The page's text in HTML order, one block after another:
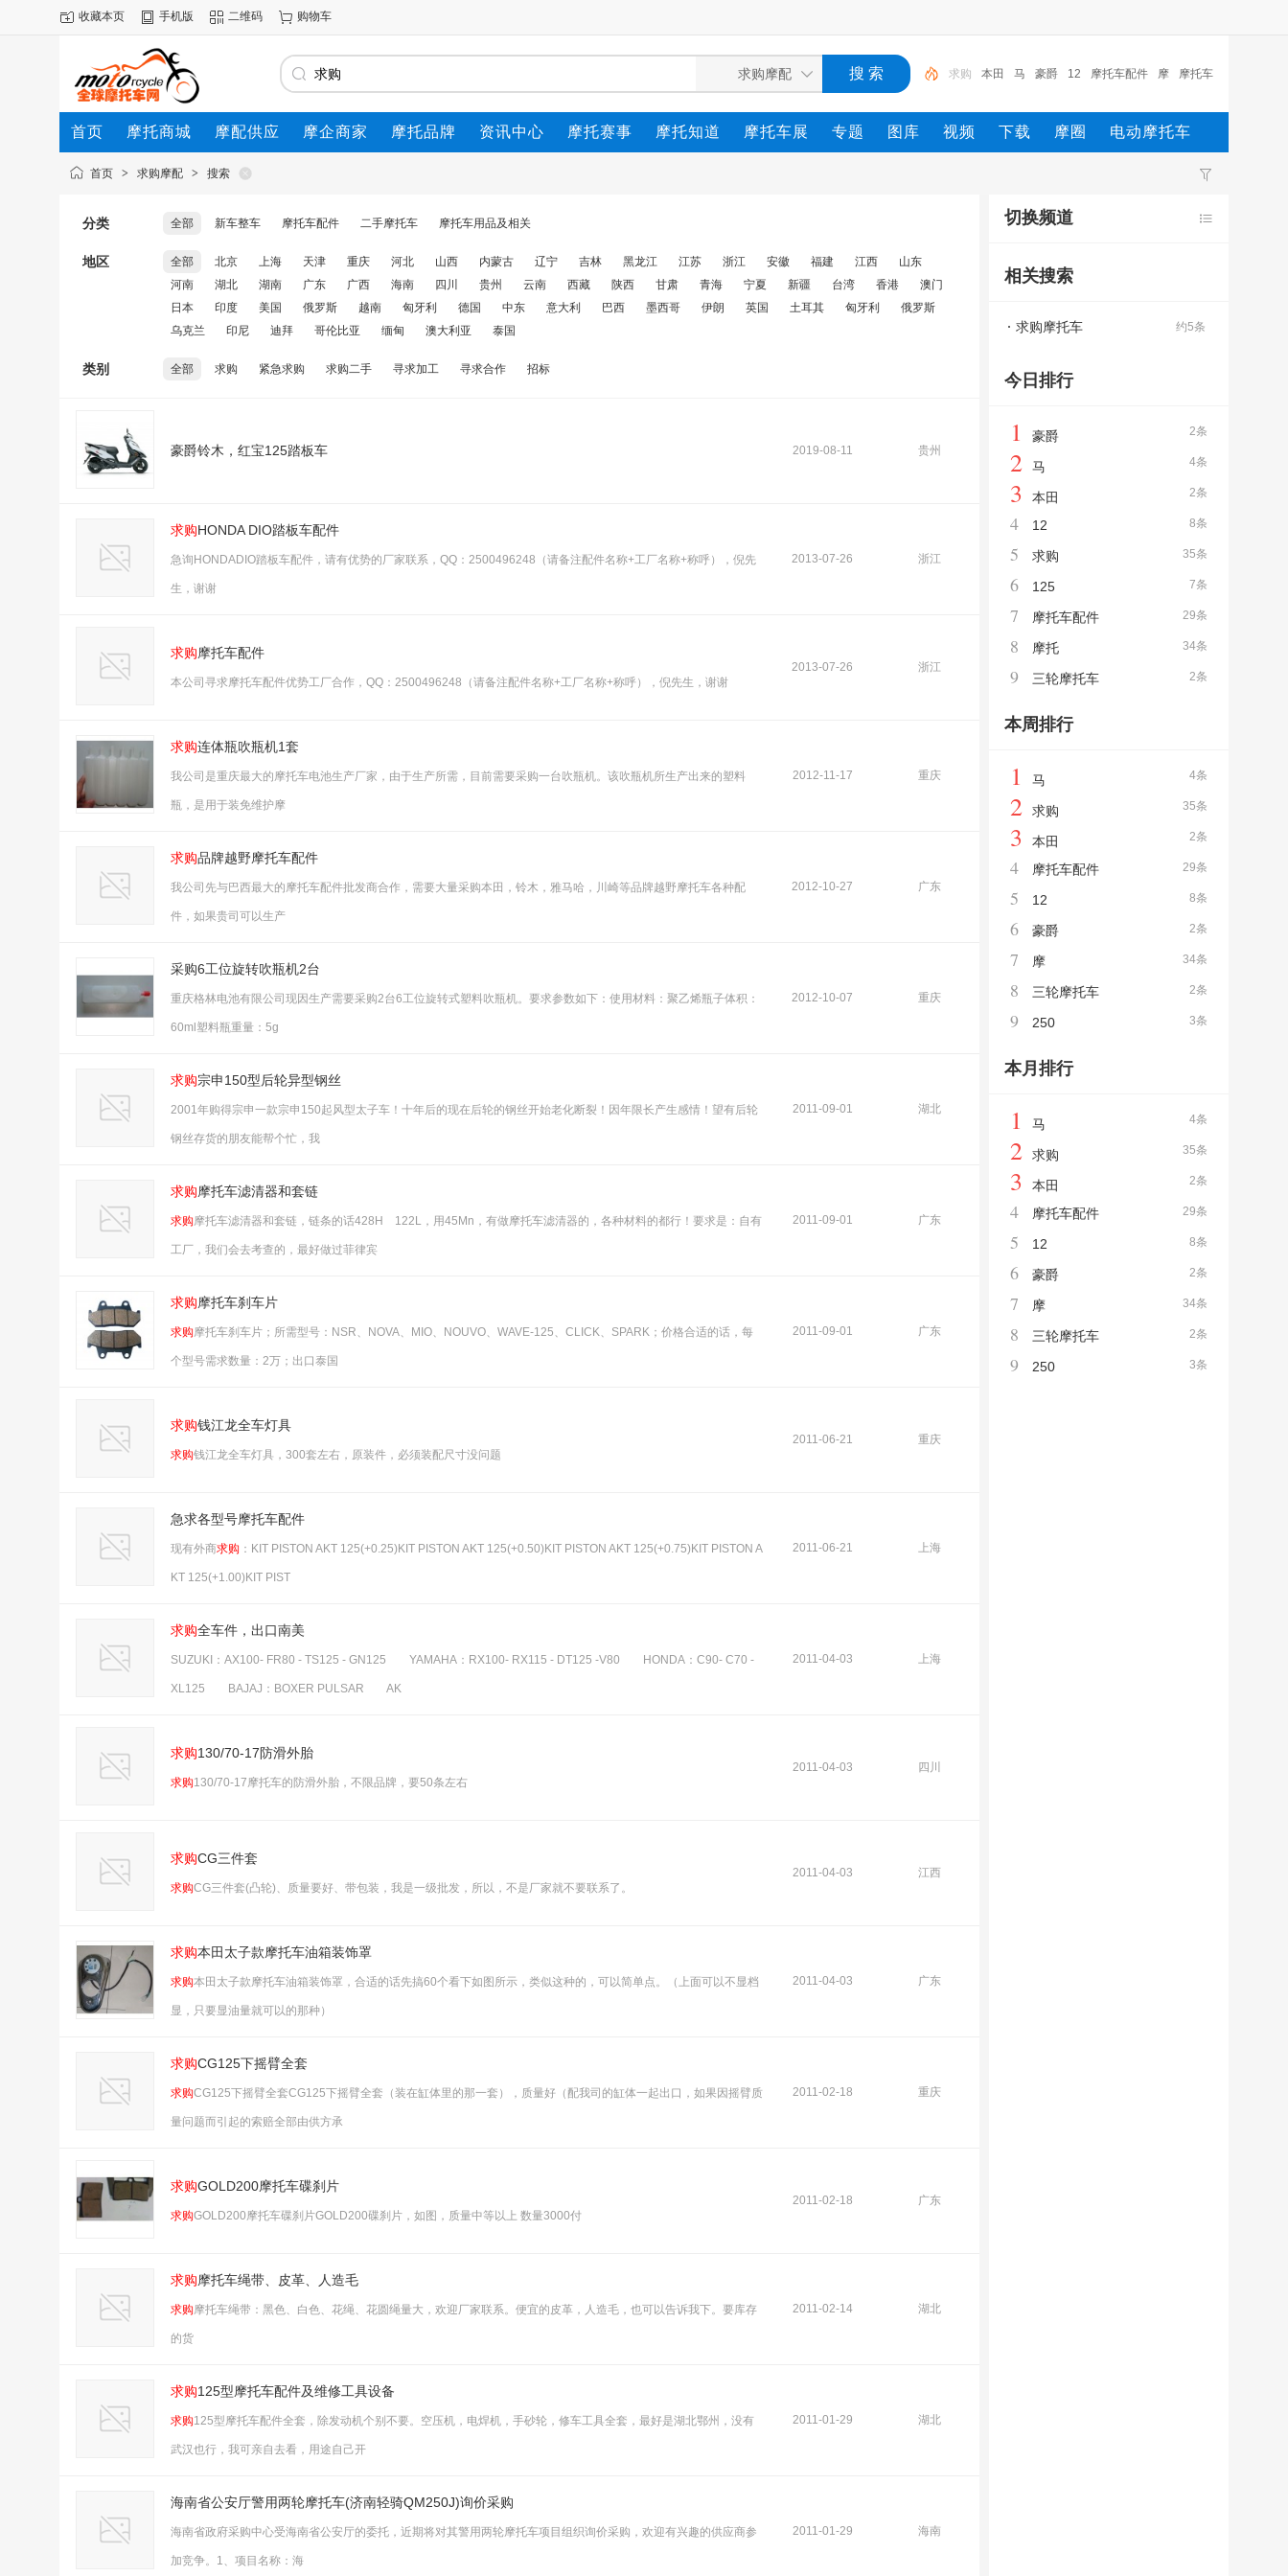
收藏本页 手机版 二维码 购物车
本田 马 豪爵 12 摩托车配件 摩 摩托车 踏板
求购摩托车 求购
首页 摩托商城 摩配供应 摩企商家 摩托品牌 资讯中心 摩托赛事 摩托知道 摩托车展 专题 图库 视频 下载 摩圈 电动摩托车
动态首页 > 求购摩配 > 搜索
分类 全部 新车整车 摩托车配件 二手摩托车 摩托车用品及相关
地区 全部 北京 上海 天津 重庆 河北 山西 内蒙古 辽宁 吉林 黑龙江 江苏 浙江 安徽 福建 江西
山东
河南
湖北 湖南 广东 广西 海南 四川 贵州 云南 西藏 陕西 甘肃 青海 宁夏 新疆 台湾 香港
澳门
日本
印度 美国 俄罗斯 越南 匈牙利 德国 中东 意大利 巴西 墨西哥 伊朗 英国 土耳其 匈牙利
俄罗斯
乌克兰
印尼 迪拜 哥伦比亚 缅甸 澳大利亚 泰国
类别 全部 求购 紧急求购 求购二手 寻求加工 寻求合作 招标
豪爵铃木，红宝125踏板车 2019-08-11 贵州
求购HONDA DIO踏板车配件
急询HONDADIO踏板车配件，请有优势的厂家联系，QQ：2500496248（请备注配件名称+工厂名称+称呼），倪先
生，谢谢
2013-07-26 浙江
求购摩托车配件
本公司寻求摩托车配件优势工厂合作，QQ：2500496248（请备注配件名称+工厂名称+称呼），倪先生，谢谢
2013-07-26 浙江
求购连体瓶吹瓶机1套
我公司是重庆最大的摩托车电池生产厂家，由于生产所需，目前需要采购一台吹瓶机。该吹瓶机所生产出来的塑料
瓶，是用于装免维护摩
2012-11-17 重庆
求购品牌越野摩托车配件
我公司先与巴西最大的摩托车配件批发商合作，需要大量采购本田，铃木，雅马哈，川崎等品牌越野摩托车各种配
件，如果贵司可以生产
2012-10-27 广东
采购6工位旋转吹瓶机2台
重庆格林电池有限公司现因生产需要采购2台6工位旋转式塑料吹瓶机。要求参数如下：使用材料：聚乙烯瓶子体积：
60ml塑料瓶重量：5g
2012-10-07 重庆
求购宗申150型后轮异型钢丝
2001年购得宗申一款宗申150起风型太子车！十年后的现在后轮的钢丝开始老化断裂！因年限长产生感情！望有后轮
钢丝存货的朋友能帮个忙，我
2011-09-01 湖北
求购摩托车滤清器和套链
求购摩托车滤清器和套链，链条的话428H 122L，用45Mn，有做摩托车滤清器的，各种材料的都行！要求是：自有
工厂，我们会去考查的，最好做过菲律宾
2011-09-01 广东
求购摩托车刹车片
求购摩托车刹车片；所需型号：NSR、NOVA、MIO、NOUVO、WAVE-125、CLICK、SPARK；价格合适的话，每
个型号需求数量：2万；出口泰国
2011-09-01 广东
求购钱江龙全车灯具
求购钱江龙全车灯具，300套左右，原装件，必须装配尺寸没问题
2011-06-21 重庆
急求各型号摩托车配件
现有外商求购 ：KIT PISTON AKT 125(+0.25)KIT PISTON AKT 125(+0.50)KIT PISTON AKT 125(+0.75)KIT PISTON A
KT 125(+1.00)KIT PIST
2011-06-21 上海
求购全车件，出口南美
SUZUKI：AX100- FR80 - TS125 - GN125 YAMAHA：RX100- RX115 - DT125 -V80 HONDA：C90- C70 -
XL125 BAJAJ：BOXER PULSAR AK
2011-04-03 上海
求购130/70-17防滑外胎
求购130/70-17摩托车的防滑外胎，不限品牌，要50条左右
2011-04-03 四川
求购CG三件套
求购CG三件套(凸轮)、质量要好、带包装，我是一级批发，所以，不是厂家就不要联系了。
2011-04-03 江西
求购本田太子款摩托车油箱装饰罩
求购本田太子款摩托车油箱装饰罩，合适的话先搞60个看下如图所示，类似这种的，可以简单点。（上面可以不显档
显，只要显油量就可以的那种）
2011-04-03 广东
求购CG125下摇臂全套
求购CG125下摇臂全套CG125下摇臂全套（装在缸体里的那一套），质量好（配我司的缸体一起出口，如果因摇臂质
量问题而引起的索赔全部由供方承
2011-02-18 重庆
求购GOLD200摩托车碟刹片
求购GOLD200摩托车碟刹片GOLD200碟刹片，如图，质量中等以上 数量3000付
2011-02-18 广东
求购摩托车绳带、皮革、人造毛
求购摩托车绳带：黑色、白色、花绳、花圆绳量大，欢迎厂家联系。便宜的皮革，人造毛，也可以告诉我下。要库存
的货
2011-02-14 湖北
求购125型摩托车配件及维修工具设备
求购125型摩托车配件全套，除发动机个别不要。空压机，电焊机，手砂轮，修车工具全套，最好是湖北鄂州，没有
武汉也行，我可亲自去看，用途自己开
2011-01-29 湖北
海南省公安厅警用两轮摩托车(济南轻骑QM250J)询价采购
海南省政府采购中心受海南省公安厅的委托，近期将对其警用两轮摩托车项目组织询价采购，欢迎有兴趣的供应商参
加竞争。1、项目名称：海
2011-01-29 海南
切换频道
相关搜索
约5条
求购摩托车
今日排行
2条
1 豪爵
4条
2 马
2条
3 本田
8条
4 12
35条
5 求购
7条
6 125
29条
7 摩托车配件
34条
8 摩托
2条
9 三轮摩托车
本周排行
4条
1 马
35条
2 求购
2条
3 本田
29条
4 摩托车配件
8条
5 12
2条
6 豪爵
34条
7 摩
2条
8 三轮摩托车
3条
9 250
本月排行
4条
1 马
35条
2 求购
2条
3 本田
29条
4 摩托车配件
8条
5 12
2条
6 豪爵
34条
7 摩
2条
8 三轮摩托车
3条
9 250